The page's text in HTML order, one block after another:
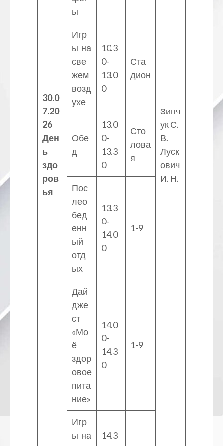
30.0
7.20
26
Ден
ь
здо
ров
ья
Зинч
ук С.
В.
Луск
ович
И. Н.
ы
Игр
ы на
све
жем
возд
ухе
10.3
0-
13.0
0
Ста
дион
Обе
д
13.0
0-
13.3
0
Сто
лова
я
Пос
лео
бед
енн
ый
отд
ых
13.3
0-
14.0
0
1-9
Дай
дже
ст
«Мо
ё
здор
овое
пита
ние»
14.0
0-
14.3
0
1-9
Игр
ы на
14.3